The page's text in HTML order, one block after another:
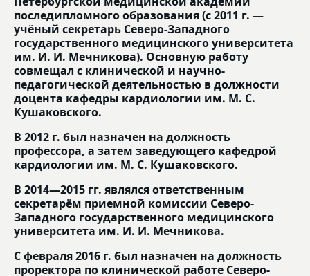
последипломного образования (с 2011 г. —
учёный секретарь Северо-Западного
государственного медицинского университета
им. И. И. Мечникова). Основную работу
совмещал с клинической и научно-
педагогической деятельностью в должности
доцента кафедры кардиологии им. М. С.
Кушаковского.
В 2012 г. был назначен на должность
профессора, а затем заведующего кафедрой
кардиологии им. М. С. Кушаковского.
В 2014—2015 гг. являлся ответственным
секретарём приемной комиссии Северо-
Западного государственного медицинского
университета им. И. И. Мечникова.
С февраля 2016 г. был назначен на должность
проректора по клинической работе Северо-